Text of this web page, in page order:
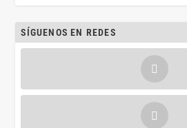
SÍGUENOS EN REDES